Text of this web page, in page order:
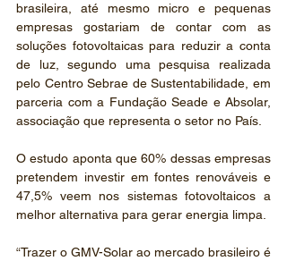
brasileira, até mesmo micro e pequenas
empresas gostariam de contar com as
soluções fotovoltaicas para reduzir a conta
de luz, segundo uma pesquisa realizada
pelo Centro Sebrae de Sustentabilidade, em
parceria com a Fundação Seade e Absolar,
associação que representa o setor no País.
O estudo aponta que 60% dessas empresas
pretendem investir em fontes renováveis e
47,5% veem nos sistemas fotovoltaicos a
melhor alternativa para gerar energia limpa.
“Trazer o GMV-Solar ao mercado brasileiro é